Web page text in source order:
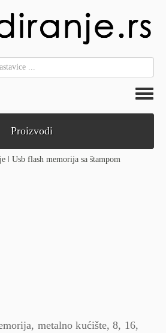
Proizvodi
Usb flash memorija sa štampom
metalno kućište, 8, 16,